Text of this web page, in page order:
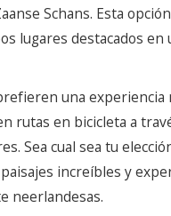
Schans. Esta
lugares destacados en
una experiencia
rutas en bicicleta a
Sea cual sea tu
increíbles y
neerlandesas.